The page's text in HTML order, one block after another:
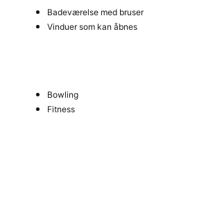
Badeværelse med bruser
Vinduer som kan åbnes
Bowling
Fitness